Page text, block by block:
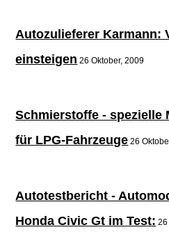
Autozulieferer Karmann:
einsteigen 26 Oktober, 2009
Schmierstoffe - spezielle
für LPG-Fahrzeuge 26
Autotestbericht -
Honda Civic Gt im Test: 26